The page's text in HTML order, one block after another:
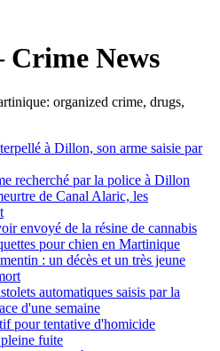
News
organized crime, drugs,
à Dillon, son arme saisie par
recherché par la police à Dillon
de Canal Alaric, les
envoyé de la résine de cannabis
pour chien en Martinique
: un décès et un très jeune
automatiques saisis par la
d'une semaine
pour tentative d'homicide
fuite